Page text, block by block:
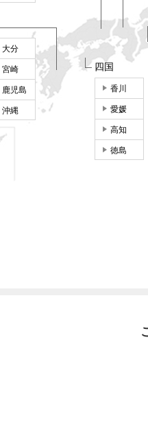
四国
香川
愛媛
高知
徳島
大分
宮崎
鹿児島
沖縄